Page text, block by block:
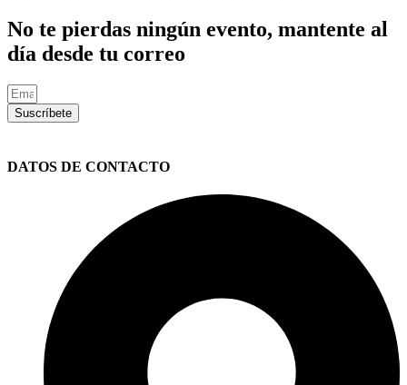
No te pierdas ningún evento, mantente al
día desde tu correo
Suscríbete
DATOS DE CONTACTO